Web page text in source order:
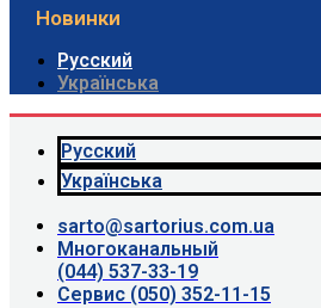
Новинки
Русский
Українська
Русский
Українська
sarto@sartorius.com.ua
Многоканальный
(044) 537-33-19
Сервис (050) 352-11-15